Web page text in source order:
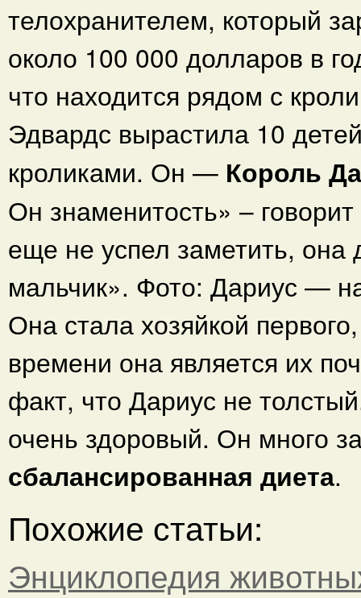
телохранителем, который
около 100 000 долларов в
что находится рядом с
Эдвардс вырастила 10
кроликами. Он — Король
Он знаменитость» –
еще не успел заметить,
мальчик». Фото: Дариус —
Она стала хозяйкой
времени она является их
факт, что Дариус не
очень здоровый. Он много
сбалансированная диета.
Похожие статьи:
Энциклопедия